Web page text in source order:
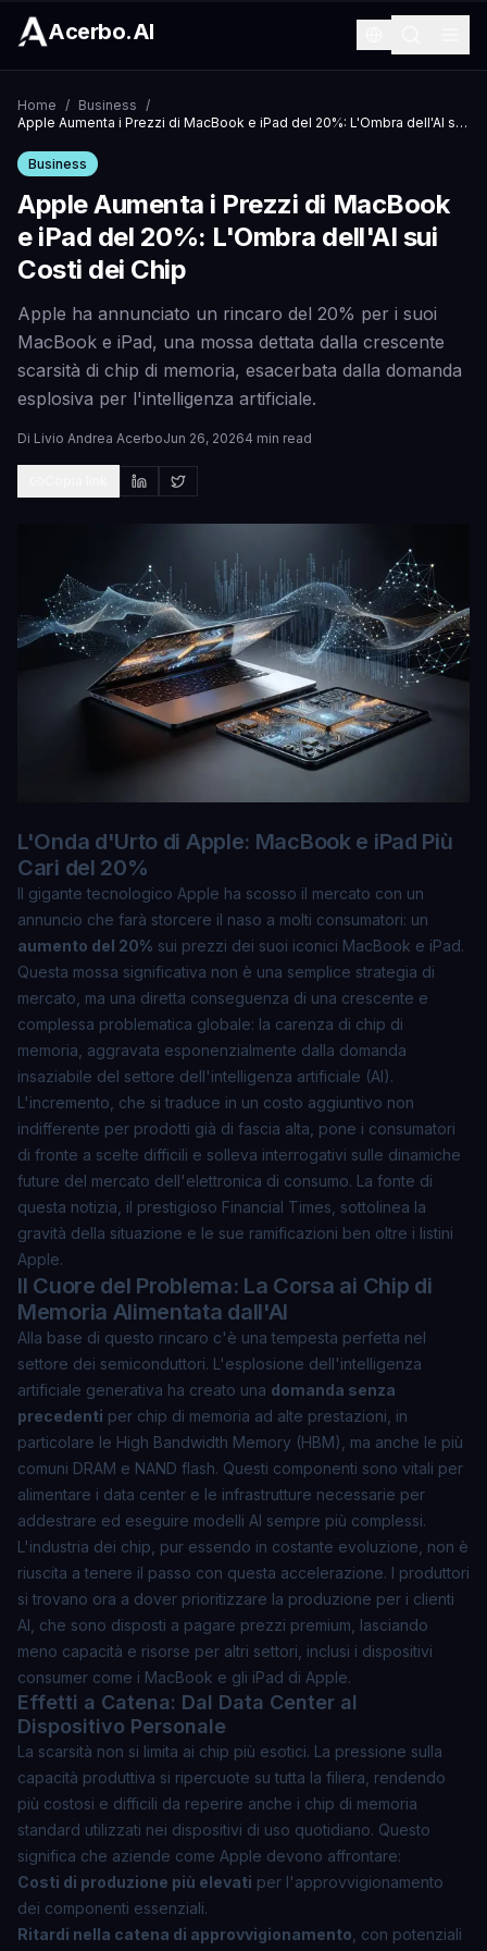
Acerbo.AI
Home / Business /
Apple Aumenta i Prezzi di MacBook e iPad del 20%: L'Ombra dell'AI sui Costi dei Chip
Business
Apple Aumenta i Prezzi di MacBook
e iPad del 20%: L'Ombra dell'AI sui
Costi dei Chip
Apple ha annunciato un rincaro del 20% per i suoi
MacBook e iPad, una mossa dettata dalla crescente
scarsità di chip di memoria, esacerbata dalla domanda
esplosiva per l'intelligenza artificiale.
Di Livio Andrea AcerboJun 26, 20264 min read
L'Onda d'Urto di Apple: MacBook e iPad Più
Cari del 20%
Il gigante tecnologico Apple ha scosso il mercato con un
annuncio che farà storcere il naso a molti consumatori: un
aumento del 20% sui prezzi dei suoi iconici MacBook e iPad.
Questa mossa significativa non è una semplice strategia di
mercato, ma una diretta conseguenza di una crescente e
complessa problematica globale: la carenza di chip di
memoria , aggravata esponenzialmente dalla domanda
insaziabile del settore dell'intelligenza artificiale (AI).
L'incremento, che si traduce in un costo aggiuntivo non
indifferente per prodotti già di fascia alta, pone i consumatori
di fronte a scelte difficili e solleva interrogativi sulle dinamiche
future del mercato dell'elettronica di consumo. La fonte di
questa notizia, il prestigioso Financial Times , sottolinea la
gravità della situazione e le sue ramificazioni ben oltre i listini
Apple.
Il Cuore del Problema: La Corsa ai Chip di
Memoria Alimentata dall'AI
Alla base di questo rincaro c'è una tempesta perfetta nel
settore dei semiconduttori. L'esplosione dell'intelligenza
artificiale generativa ha creato una domanda senza
precedenti per chip di memoria ad alte prestazioni, in
particolare le High Bandwidth Memory (HBM), ma anche le più
comuni DRAM e NAND flash. Questi componenti sono vitali per
alimentare i data center e le infrastrutture necessarie per
addestrare ed eseguire modelli AI sempre più complessi.
L'industria dei chip, pur essendo in costante evoluzione, non è
riuscita a tenere il passo con questa accelerazione. I produttori
si trovano ora a dover prioritizzare la produzione per i clienti
AI, che sono disposti a pagare prezzi premium, lasciando
meno capacità e risorse per altri settori, inclusi i dispositivi
consumer come i MacBook e gli iPad di Apple.
Effetti a Catena: Dal Data Center al
Dispositivo Personale
La scarsità non si limita ai chip più esotici. La pressione sulla
capacità produttiva si ripercuote su tutta la filiera, rendendo
più costosi e difficili da reperire anche i chip di memoria
standard utilizzati nei dispositivi di uso quotidiano. Questo
significa che aziende come Apple devono affrontare:
Costi di produzione più elevati per l'approvvigionamento
dei componenti essenziali.
Ritardi nella catena di approvvigionamento , con potenziali